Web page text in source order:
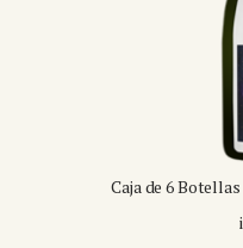
Caja de 6